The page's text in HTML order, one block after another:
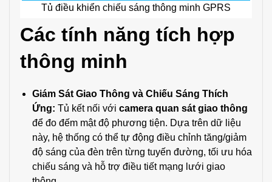
Tủ điều khiển chiếu sáng thông minh GPRS
Các tính năng tích hợp
thông minh
Giám Sát Giao Thông và Chiếu Sáng Thích
Ứng: Tủ kết nối với camera quan sát giao thông
để đo đếm mật độ phương tiện. Dựa trên dữ liệu
này, hệ thống có thể tự động điều chỉnh tăng/giảm
độ sáng của đèn trên từng tuyến đường, tối ưu hóa
chiếu sáng và hỗ trợ điều tiết mạng lưới giao